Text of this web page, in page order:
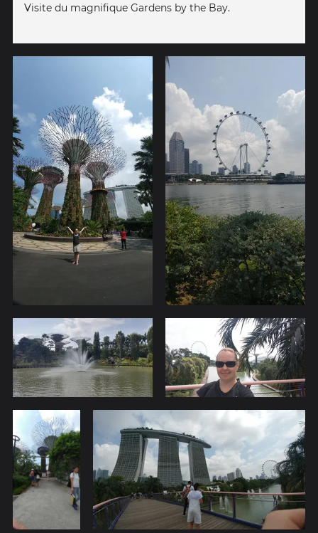
Visite du magnifique Gardens by the Bay.